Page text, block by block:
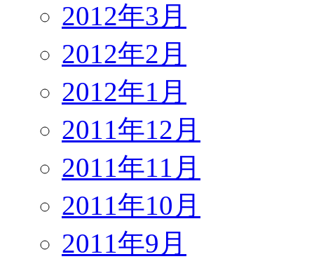
2012年3月
2012年2月
2012年1月
2011年12月
2011年11月
2011年10月
2011年9月